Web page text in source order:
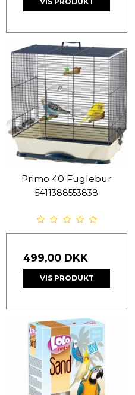
Primo 40 Fuglebur
5411388553838
499,00 DKK
VIS PRODUKT